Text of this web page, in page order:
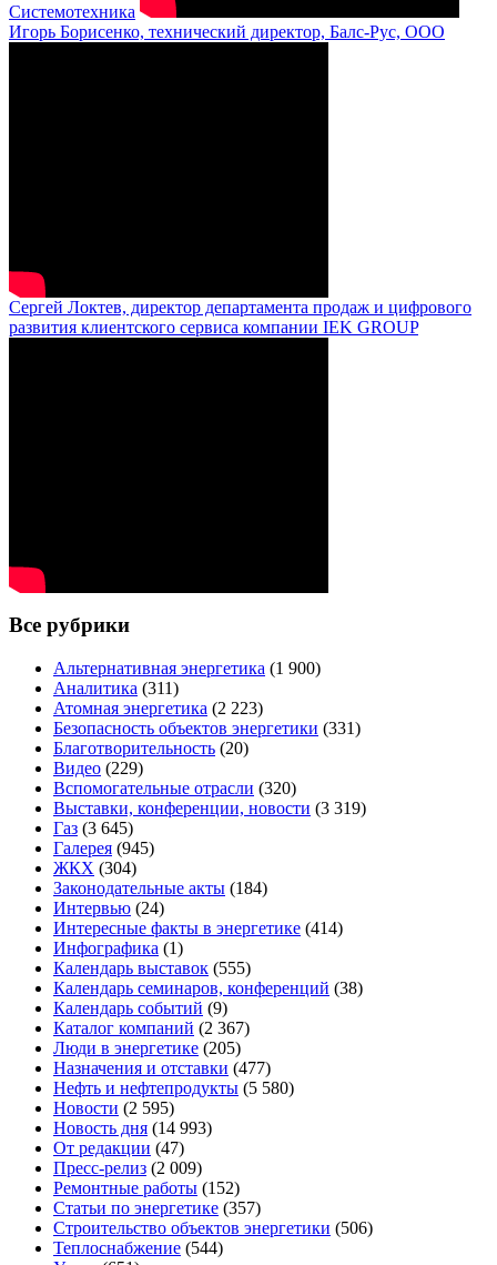
Системотехника
Игорь Борисенко, технический директор, Балс-Рус, ООО
Сергей Локтев, директор департамента продаж и цифрового
развития клиентского сервиса компании IEK GROUP
Все рубрики
Альтернативная энергетика (1 900)
Аналитика (311)
Атомная энергетика (2 223)
Безопасность объектов энергетики (331)
Благотворительность (20)
Видео (229)
Вспомогательные отрасли (320)
Выставки, конференции, новости (3 319)
Газ (3 645)
Галерея (945)
ЖКХ (304)
Законодательные акты (184)
Интервью (24)
Интересные факты в энергетике (414)
Инфографика (1)
Календарь выставок (555)
Календарь семинаров, конференций (38)
Календарь событий (9)
Каталог компаний (2 367)
Люди в энергетике (205)
Назначения и отставки (477)
Нефть и нефтепродукты (5 580)
Новости (2 595)
Новость дня (14 993)
От редакции (47)
Пресс-релиз (2 009)
Ремонтные работы (152)
Статьи по энергетике (357)
Строительство объектов энергетики (506)
Теплоснабжение (544)